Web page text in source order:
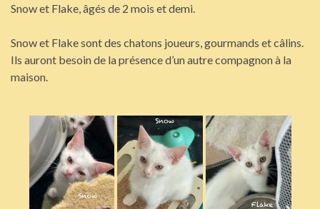
Snow et Flake, âgés de 2 mois et demi.
Snow et Flake sont des chatons joueurs, gourmands et câlins.
Ils auront besoin de la présence d’un autre compagnon à la
maison.